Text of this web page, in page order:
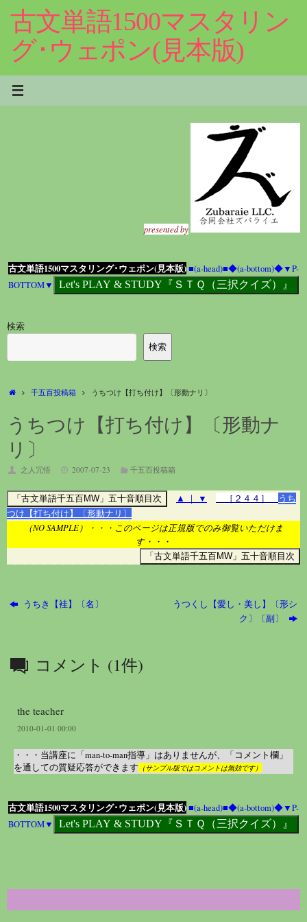
へ
キ
古文単語1500マスタリン
グ･ウェポン(見本版)
presented by
古文単語1500マスタリング･ウェポン(見本版)■(a-head)■◆(a-bottom)◆▼P-
BOTTOM▼
検索
検索
ホ
ム
千五百投稿箱 うちつけ【打ち付け】〔形動ナリ〕
うちつけ【打ち付け】〔形動ナ
リ〕
之人冗悟 2007-07-23 千五百投稿箱
▲ ｜ ▼ ［２４４］
うち
つけ【打ち付け】〔形動ナリ〕
（NO SAMPLE）・・・このページは正規版でのみ御覧いただけま
す・・・
うちき【袿】〔名〕
うつくし【愛し・美し】〔形シ
ク〕〔副〕
コメント (1件)
the teacher
2010-01-01 00:00
・・・当講座に「man-to-man指導」はありませんが、「コメント欄」
を通しての質疑応答ができます （サンプル版ではコメントは無効です）
古文単語1500マスタリング･ウェポン(見本版)■(a-head)■◆(a-bottom)◆▼P-
BOTTOM▼